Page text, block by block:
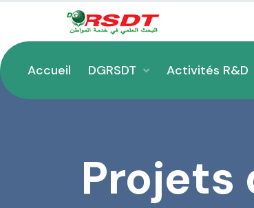
Accueil DGRSDT Activités R&D
Projets